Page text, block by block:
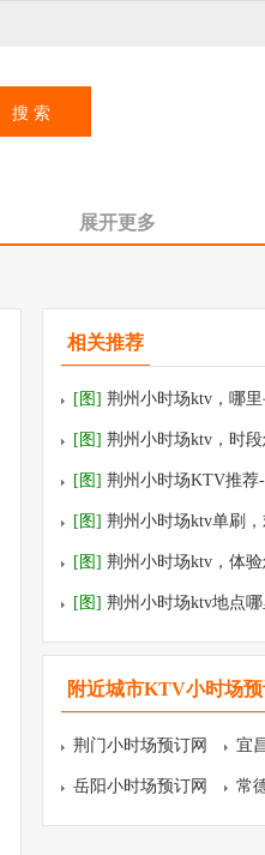
展开更多
相关推荐
[图] 荆州小时场ktv，哪
预订
[图] 荆州小时场ktv，时
预订
[图] 荆州小时场KTV推荐
[图] 荆州小时场ktv单刷
tv预订
[图] 荆州小时场ktv，体
预订
[图] 荆州小时场ktv地点
tv预订
附近城市KTV小时场预
荆门小时场预订网 宜
岳阳小时场预订网 常